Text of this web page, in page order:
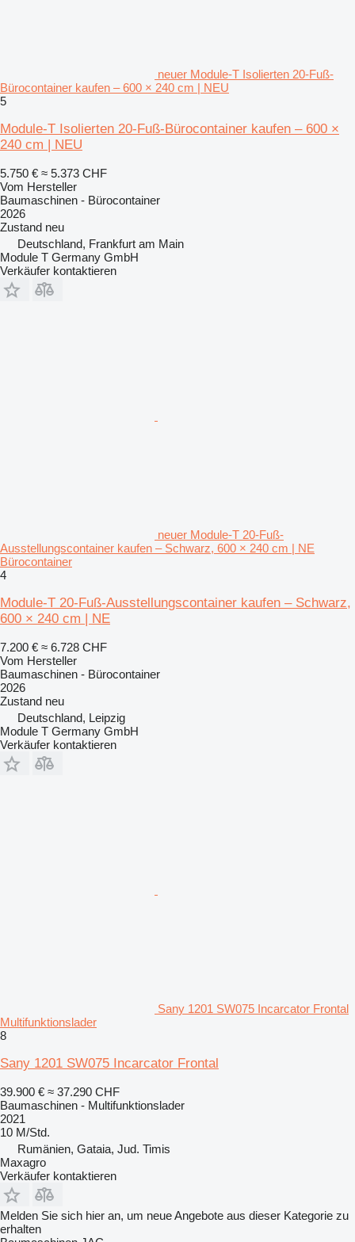
neuer Module-T Isolierten 20-Fuß-
Bürocontainer kaufen – 600 × 240 cm | NEU
5
Module-T Isolierten 20-Fuß-Bürocontainer kaufen – 600 ×
240 cm | NEU
5.750 € ≈ 5.373 CHF
Vom Hersteller
Baumaschinen - Bürocontainer
2026
Zustand neu
Deutschland, Frankfurt am Main
Module T Germany GmbH
Verkäufer kontaktieren
neuer Module-T 20-Fuß-
Ausstellungscontainer kaufen – Schwarz, 600 × 240 cm | NE
Bürocontainer
4
Module-T 20-Fuß-Ausstellungscontainer kaufen – Schwarz,
600 × 240 cm | NE
7.200 € ≈ 6.728 CHF
Vom Hersteller
Baumaschinen - Bürocontainer
2026
Zustand neu
Deutschland, Leipzig
Module T Germany GmbH
Verkäufer kontaktieren
Sany 1201 SW075 Incarcator Frontal
Multifunktionslader
8
Sany 1201 SW075 Incarcator Frontal
39.900 € ≈ 37.290 CHF
Baumaschinen - Multifunktionslader
2021
10 M/Std.
Rumänien, Gataia, Jud. Timis
Maxagro
Verkäufer kontaktieren
Melden Sie sich hier an, um neue Angebote aus dieser Kategorie zu
erhalten